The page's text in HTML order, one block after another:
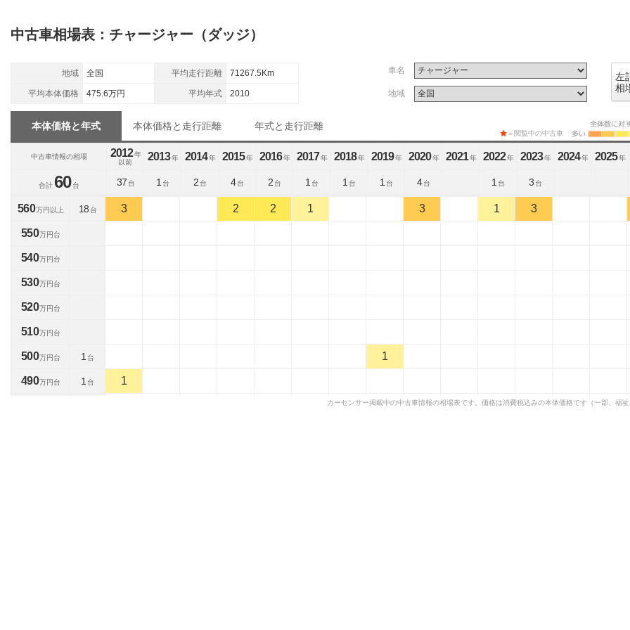
中古車相場表：チャージャー（ダッジ）
地域 全国 平均走行距離 71267.5Km
平均本体価格 475.6万円 平均年式 2010
車名
地域
左
相
本体価格と年式 本体価格と走行距離 年式と走行距離
＝閲覧中の中古車
中古車情報の相場 2012年
以前
2013年 2014年 2015年 2016年 2017年 2018年 2019年 2020年 2021年 2022年 2023年 2024年 2025年
合計 60 台 37 台 1 台 2 台 4 台 2 台 1 台 1 台 1 台 4 台 1 台 3 台
560万円以上 18 台 3 2 2 1 3 1 3
550万円台
540万円台
530万円台
520万円台
510万円台
500万円台 1 台 1
490万円台 1 台 1
カーセンサー掲載中の中古車情報の相場表です。価格は消費税込みの本体価格です（一部、福祉